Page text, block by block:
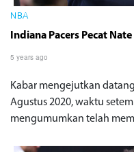
NBA
Indiana Pacers Pecat
5 years ago
Kabar mengejutkan
Agustus 2020, waktu
mengumumkan telah